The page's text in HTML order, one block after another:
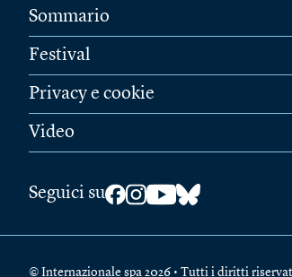
Sommario
Festival
Privacy e cookie
Video
Seguici su
© Internazionale spa 2026 • Tutti i diritti